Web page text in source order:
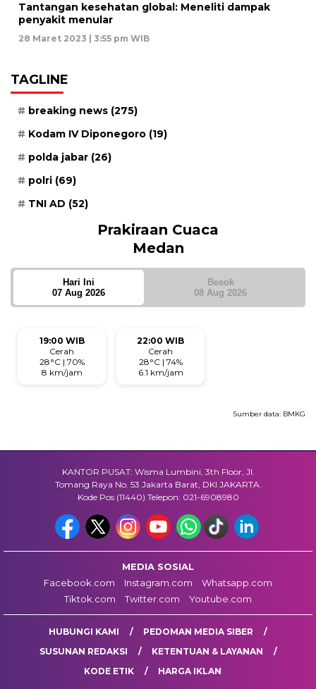
Tantangan kesehatan global: Meneliti dampak
penyakit menular
28 Maret 2023 | 3:55 pm WIB
TAGLINE
breaking news (275)
Kodam IV Diponegoro (19)
polda jabar (26)
polri (69)
TNI AD (52)
Prakiraan Cuaca
Medan
Hari Ini
07 Aug 2026
Besok
08 Aug 2026
19:00 WIB
Cerah
28°C | 70%
8 km/jam
22:00 WIB
Cerah
28°C | 74%
6.1 km/jam
Sumber data: BMKG
KANTOR PUSAT: Wisma Lumbini, 3th Floor, Jl.
Tomang Raya No. 53 Jakarta Barat, DKI JAKARTA.
Kode Pos (11440) Telepon: 021-6908980
MEDIA SOSIAL
Facebook.com
Instagram.com
Whatsapp.com
Tiktok.com
Twitter.com Youtube.com
HUBUNGI KAMI
PEDOMAN MEDIA SIBER
SUSUNAN REDAKSI
KETENTUAN & LAYANAN
KODE ETIK
HARGA IKLAN